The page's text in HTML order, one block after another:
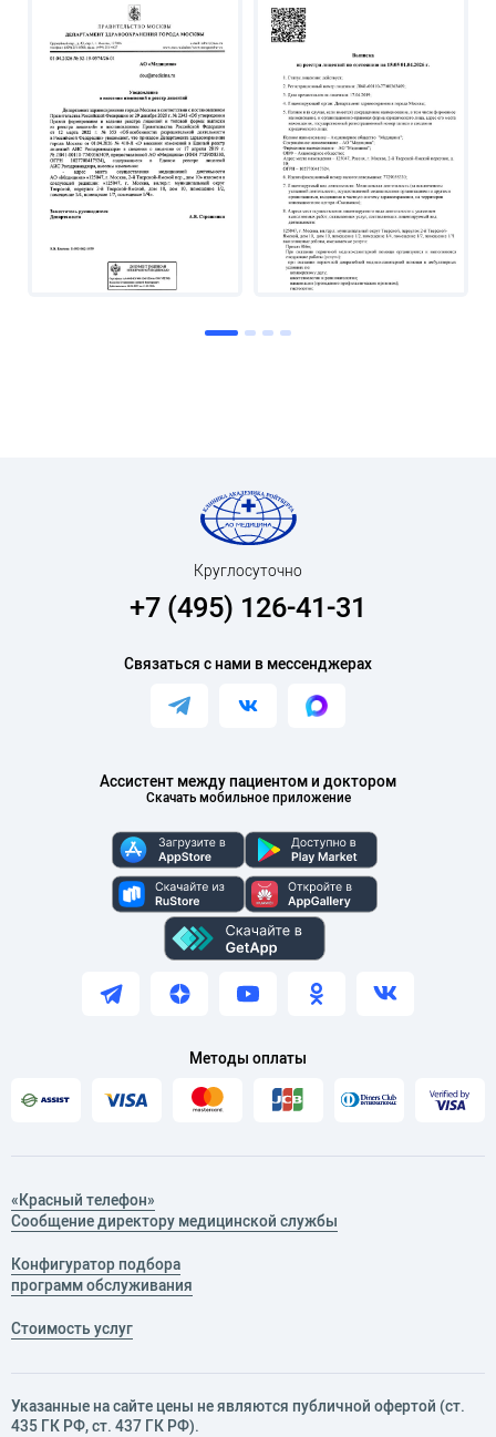
Ассистент между пациентом и доктором
Скачать мобильное приложение
Круглосуточно
+7 (495) 126-41-31
Связаться с нами в мессенджерах
Методы оплаты
«Красный телефон»
Сообщение директору медицинской службы
Конфигуратор подбора
программ обслуживания
Стоимость услуг
Указанные на сайте цены не являются публичной офертой (ст.
435 ГК РФ, cт. 437 ГК РФ).